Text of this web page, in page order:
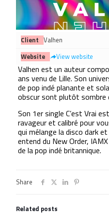
Client Valhen
Website
View website
Valhen est un auteur
ans venu de Lille. Son
de pop indé planante et
obscur sont plutôt sombre
Son 1er single C’est Vrai
ravageur et calibré pour
qui mélange la disco dark
entend du New Order,
de la pop indé britannique.
Share
Related posts